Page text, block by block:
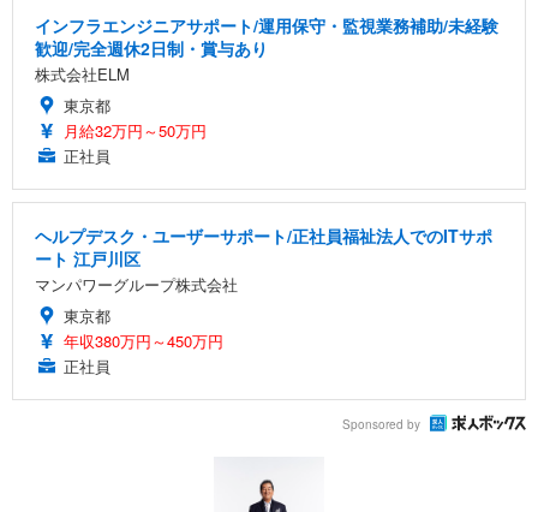
インフラエンジニアサポート/運用保守・監視業務補助/未経験
歓迎/完全週休2日制・賞与あり
株式会社ELM
東京都
月給32万円～50万円
正社員
ヘルプデスク・ユーザーサポート/正社員福祉法人でのITサポ
ート 江戸川区
マンパワーグループ株式会社
東京都
年収380万円～450万円
正社員
Sponsored by